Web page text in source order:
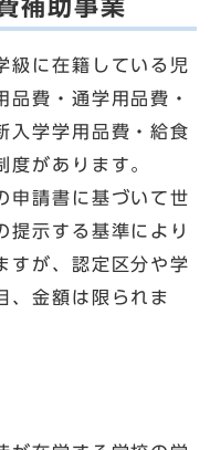
補助事業
に在籍している児
品費・通学用品費・
入学学用品費・給食
度があります。
請書に基づいて世
提示する基準により
すが、認定区分や学
、金額は限られま